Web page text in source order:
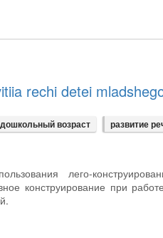
rechi detei
возраст развитие
лего-
конструирование при